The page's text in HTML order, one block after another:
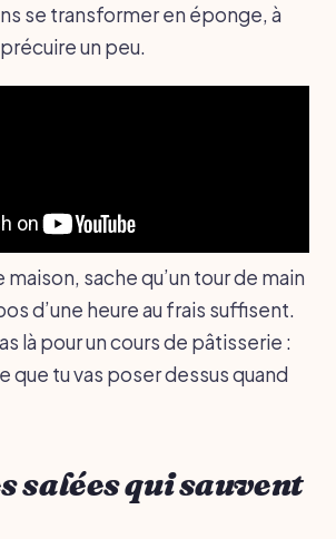
se transformer en éponge, à
un peu.
maison, sache qu’un tour de main
d’une heure au frais suffisent.
là pour un cours de pâtisserie :
que tu vas poser dessus quand
salées qui sauvent